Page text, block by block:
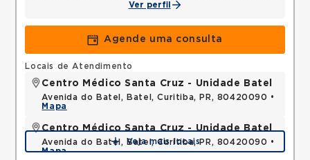
Ver perfil
Agende uma consulta
Locais de Atendimento
Centro Médico Santa Cruz - Unidade Batel
Avenida do Batel, Batel, Curitiba, PR, 80420090 •
Mapa
Centro Médico Santa Cruz - Unidade Batel
Avenida do Batel, Batel, Curitiba, PR, 80420090 •
Mapa
Veja mais locais